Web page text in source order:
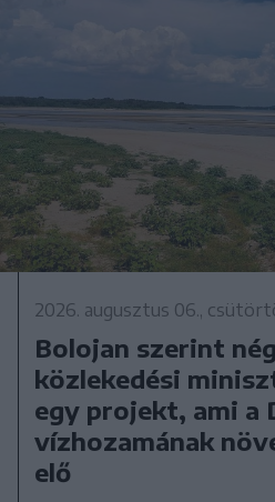
2026. augusztus 06.,
Bolojan szerint
közlekedési
egy projekt, ami a
vízhozamának
elő